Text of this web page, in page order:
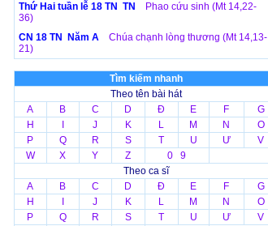
Thứ Hai tuần lễ 18 TN TN
Phao cứu sinh (Mt 14,22-
36)
CN 18 TN Năm A
Chúa chạnh lòng thương (Mt 14,13-
21)
Tìm kiếm nhanh
Theo tên bài hát
A
B C D Đ E F
G
H
J K L M N
O
P
Q R S T U Ư
V
W
X Y Z
0 9
Theo ca sĩ
A
B C D Đ E F
G
H
J K L M N
O
P
Q R S T U Ư
V